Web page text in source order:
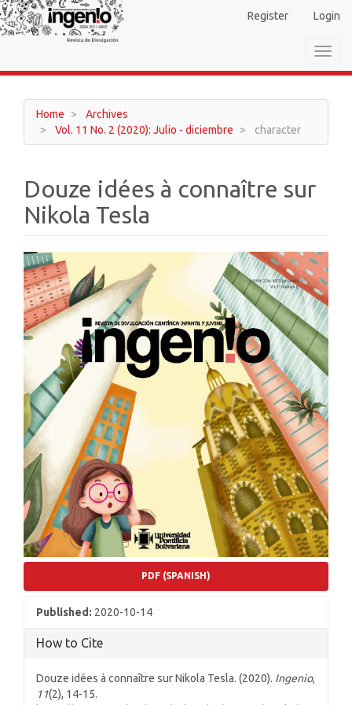
Main
Navigation
Main
Sidebar
Register Login
Home
Archives
Vol. 11 No. 2 (2020): Julio - diciembre
character
Douze idées à connaître sur
Nikola Tesla
Article
Sidebar
PDF (SPANISH)
Published: 2020-10-14
How to Cite
Douze idées à connaître sur Nikola Tesla. (2020). Ingenio,
11(2), 14-15.